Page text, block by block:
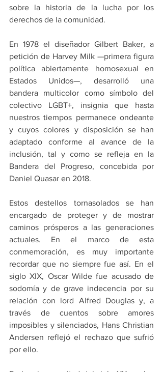
sobre la historia de la lucha por los
derechos de la comunidad.
En 1978 el diseñador Gilbert Baker, a
petición de Harvey Milk —primera figura
política abiertamente homosexual en
Estados Unidos—, desarrolló una
bandera multicolor como símbolo del
colectivo LGBT+, insignia que hasta
nuestros tiempos permanece ondeante
y cuyos colores y disposición se han
adaptado conforme al avance de la
inclusión, tal y como se refleja en la
Bandera del Progreso, concebida por
Daniel Quasar en 2018.
Estos destellos tornasolados se han
encargado de proteger y de mostrar
caminos prósperos a las generaciones
actuales. En el marco de esta
conmemoración, es muy importante
recordar que no siempre fue así. En el
siglo XIX, Oscar Wilde fue acusado de
sodomía y de grave indecencia por su
relación con lord Alfred Douglas y, a
través de cuentos sobre amores
imposibles y silenciados, Hans Christian
Andersen reflejó el rechazo que sufrió
por ello.